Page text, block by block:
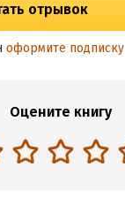
отрывок
оформите подписку
Оцените книгу